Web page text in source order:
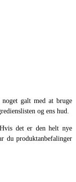
galt med at bruge
og ens hud.
det er den helt nye
du produktanbefalinger